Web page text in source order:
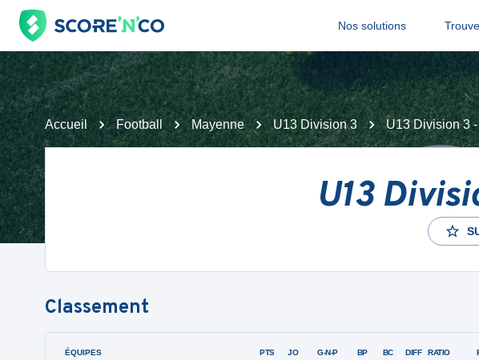
Nos solutions
Accueil Football Mayenne U13 Division 3 U13 Division 3
U13
Classement
ÉQUIPES PTS JO G-N-P BP BC DIFF RATIO